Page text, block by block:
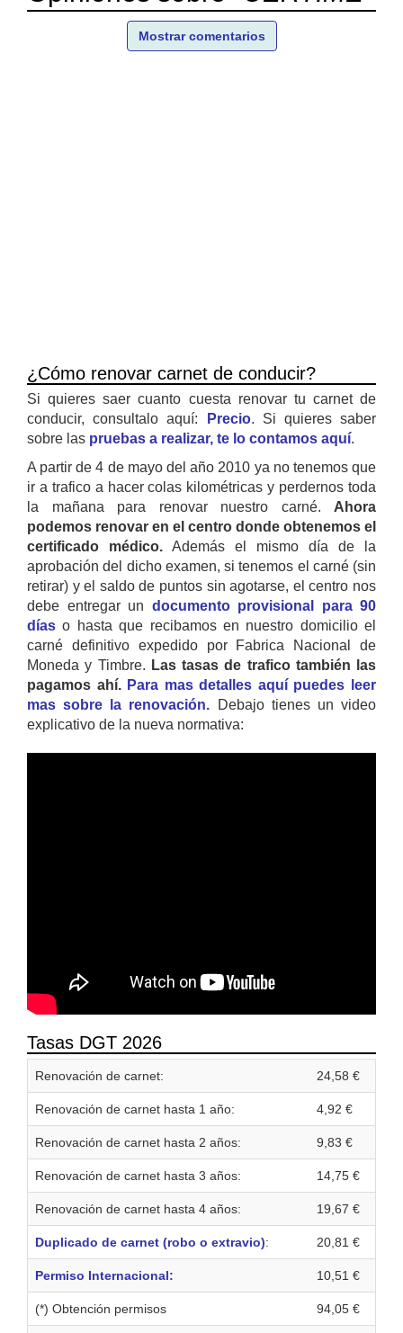
Mostrar comentarios
¿Cómo renovar carnet de conducir?
Si quieres saer cuanto cuesta renovar tu carnet de
conducir, consultalo aquí:
Precio. Si quieres saber
sobre las pruebas a realizar, te lo contamos aquí.
A partir de 4 de mayo del año 2010 ya no tenemos que
ir a trafico a hacer colas kilométricas y perdernos toda
la mañana para renovar nuestro carné. Ahora
podemos renovar en el centro donde obtenemos el
certificado médico. Además el mismo día de la
aprobación del dicho examen, si tenemos el carné (sin
retirar) y el saldo de puntos sin agotarse, el centro nos
debe entregar un documento provisional para 90
días o hasta que recibamos en nuestro domicilio el
carné definitivo expedido por Fabrica Nacional de
Moneda y Timbre. Las tasas de trafico también las
pagamos ahí. Para mas detalles aquí puedes leer
mas sobre la renovación. Debajo tienes un video
explicativo de la nueva normativa:
Tasas DGT 2026
Renovación de carnet: 24,58 €
Renovación de carnet hasta 1 año: 4,92 €
Renovación de carnet hasta 2 años: 9,83 €
Renovación de carnet hasta 3 años: 14,75 €
Renovación de carnet hasta 4 años: 19,67 €
Duplicado de carnet (robo o extravio): 20,81 €
Permiso Internacional: 10,51 €
(*) Obtención permisos 94,05 €